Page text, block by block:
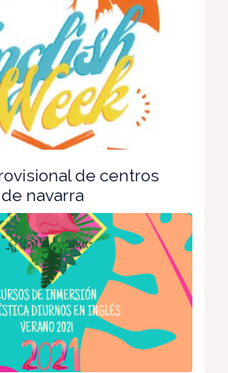
de centros
navarra